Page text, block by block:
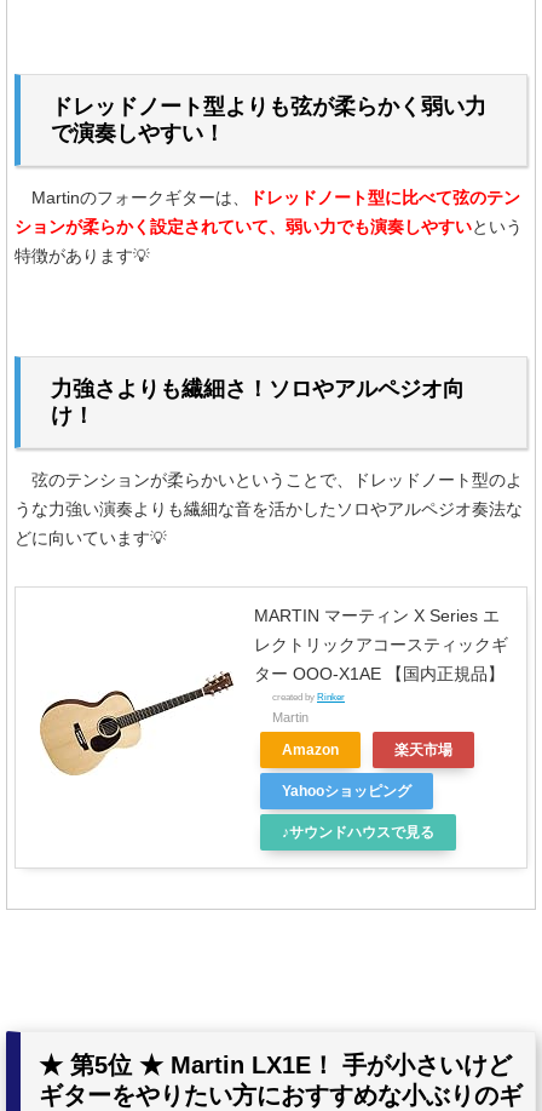
ドレッドノート型よりも弦が柔らかく弱い力
で演奏しやすい！
Martinのフォークギターは、
ドレッドノート型に比べて弦のテン
ションが柔らかく設定されていて、弱い力でも演奏しやすいという
特徴があります💡
力強さよりも繊細さ！ソロやアルペジオ向
け！
弦のテンションが柔らかいということで、ドレッドノート型のよ
うな力強い演奏よりも繊細な音を活かしたソロやアルペジオ奏法な
どに向いています💡
MARTIN マーティン X Series エ
レクトリックアコースティックギ
ター OOO-X1AE 【国内正規品】
created by Rinker
Martin
Amazon 楽天市場
Yahooショッピング
♪サウンドハウスで見る
★ 第5位 ★ Martin LX1E！ 手が小さいけど
ギターをやりたい方におすすめな小ぶりのギ